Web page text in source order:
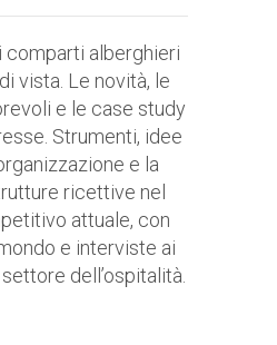
comparti alberghieri
vista. Le novità, le
e le case study
Strumenti, idee
e la
ricettive nel
attuale, con
e interviste ai
dell’ospitalità.